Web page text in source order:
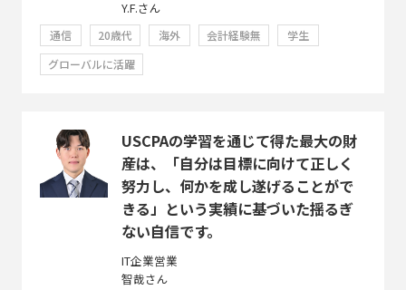
Y.F.さん
通信 20歳代 海外 会計経験無
学生
グローバルに活躍
USCPAの学習を通じて得た最大の財
産は、「自分は目標に向けて正しく
努力し、何かを成し遂げることがで
きる」という実績に基づいた揺るぎ
ない自信です。
IT企業営業
智哉さん